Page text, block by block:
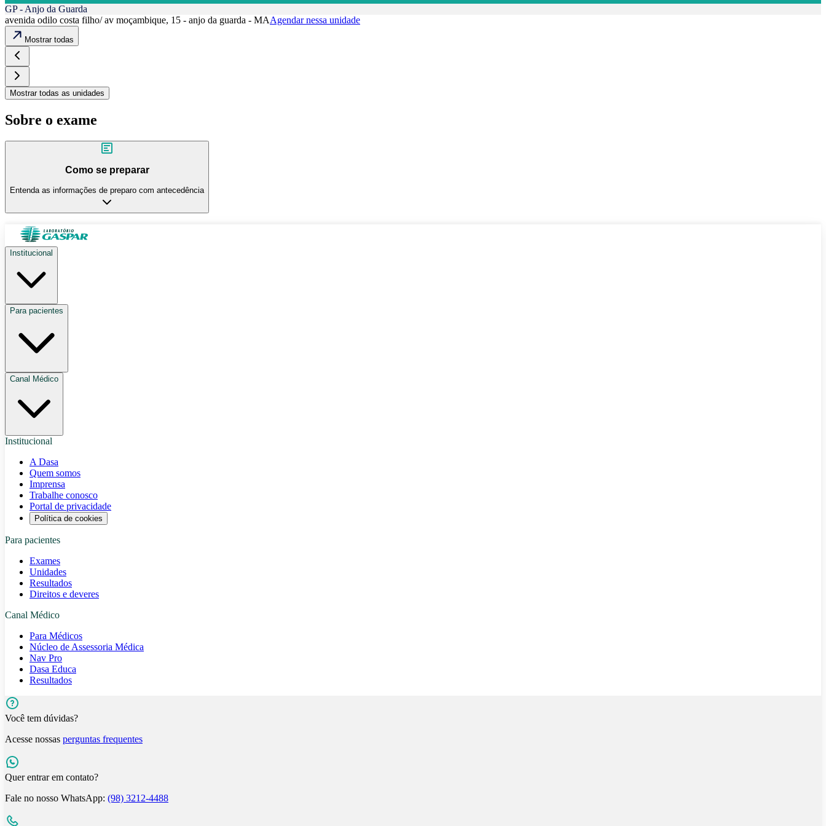
GP - Anjo da Guarda
avenida odilo costa filho/ av moçambique, 15 - anjo da guarda - MAAgendar nessa unidade
Mostrar todas
Mostrar todas as unidades
Sobre o exame
Como se preparar
Entenda as informações de preparo com antecedência
Institucional
Para pacientes
Canal Médico
Institucional
A Dasa
Quem somos
Imprensa
Trabalhe conosco
Portal de privacidade
Política de cookies
Para pacientes
Exames
Unidades
Resultados
Direitos e deveres
Canal Médico
Para Médicos
Núcleo de Assessoria Médica
Nav Pro
Dasa Educa
Resultados
Você tem dúvidas?
Acesse nossas perguntas frequentes
Quer entrar em contato?
Fale no nosso WhatsApp: (98) 3212-4488